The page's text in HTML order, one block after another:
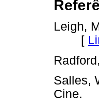
Leigh,
[
Salles,